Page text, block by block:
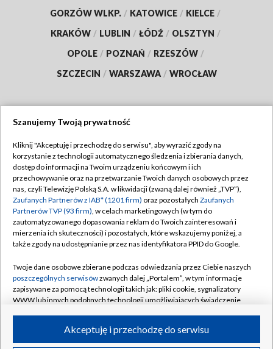
GORZÓW WLKP. / KATOWICE / KIELCE /
KRAKÓW / LUBLIN / ŁÓDŹ / OLSZTYN /
OPOLE / POZNAŃ / RZESZÓW /
SZCZECIN / WARSZAWA / WROCŁAW
TVP
Abonament TVP
Emisja w TVP
Centrum informacji TVP
Naziemna Telewizja Cyfrowa
Rada Programowa
System NOS
Informacje o nadawcy
Program dla prasy
Regulamin TVP
Polityka prywatności
Moje zgody
Pomoc
Kontakt
Kanały
Szanujemy Twoją prywatność
Kliknij "Akceptuję i przechodzę do serwisu", aby wyrazić zgody na
korzystanie z technologii automatycznego śledzenia i zbierania danych,
dostęp do informacji na Twoim urządzeniu końcowym i ich
przechowywanie oraz na przetwarzanie Twoich danych osobowych przez
nas, czyli Telewizję Polską S.A. w likwidacji (zwaną dalej również „TVP”),
Zaufanych Partnerów z IAB* (1201 firm) oraz pozostałych Zaufanych
Partnerów TVP (93 firm), w celach marketingowych (w tym do
zautomatyzowanego dopasowania reklam do Twoich zainteresowań i
mierzenia ich skuteczności) i pozostałych, które wskazujemy poniżej, a
także zgody na udostępnianie przez nas identyfikatora PPID do Google.
Twoje dane osobowe zbierane podczas odwiedzania przez Ciebie naszych
poszczególnych serwisówzwanych dalej „Portalem”, w tym informacje
zapisywane za pomocą technologii takich jak: pliki cookie, sygnalizatory
WWW lub innych podobnych technologii umożliwiających świadczenie
ruchu w Internecie.Akceptuję i przechodzę do serwisu